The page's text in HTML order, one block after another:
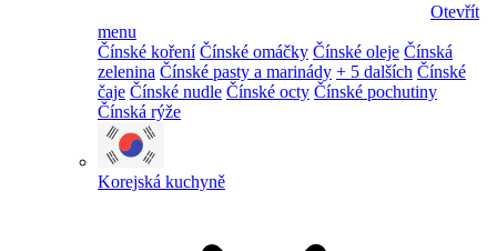
Otevřít
menu
Čínské koření Čínské omáčky Čínské oleje Čínská
zelenina Čínské pasty a marinády + 5 dalších Čínské
čaje Čínské nudle Čínské octy Čínské pochutiny
Čínská rýže
Korejská kuchyně